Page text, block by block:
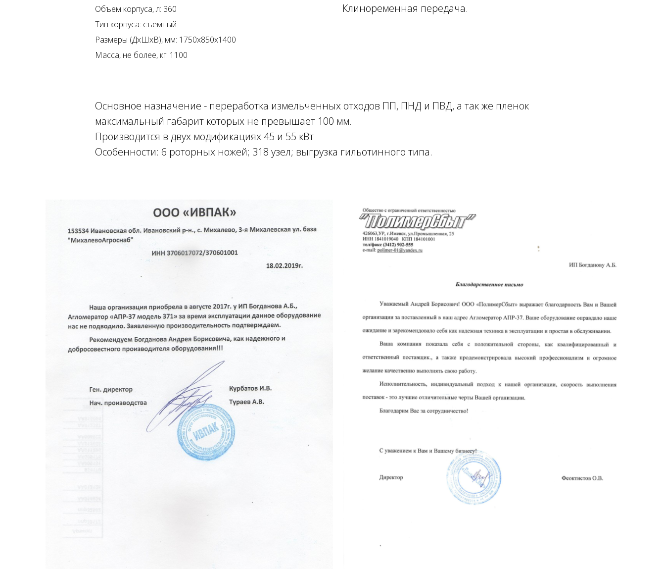
Объем корпуса, л: 360
Тип корпуса: съемный
Размеры (ДхШхВ), мм: 1750х850х1400
Масса, не более, кг: 1100
Клиноременная передача.
Основное назначение - переработка измельченных отходов ПП, ПНД и ПВД, а так же пленок
максимальный габарит которых не превышает 100 мм.
Производится в двух модификациях 45 и 55 кВт
Особенности: 6 роторных ножей; 318 узел; выгрузка гильотинного типа.